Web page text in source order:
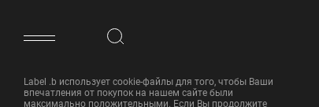
ФУТЕР САЙТА
Label .b использует cookie-файлы для того, чтобы Ваши
впечатления от покупок на нашем сайте были
максимально положительными. Если Вы продолжите